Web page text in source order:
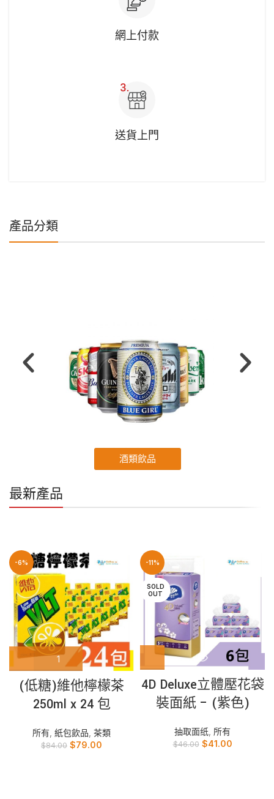
網上付款
送貨上門
產品分類
酒類飲品
最新產品
-6%
(低糖)維他檸檬茶
250ml x 24 包
所有 紙包飲品 茶類
$84.00 $79.00
-11%
SOLD
OUT
4D Deluxe立體壓花袋
裝面紙 – (紫色)
抽取面纸 所有
$46.00 $41.00